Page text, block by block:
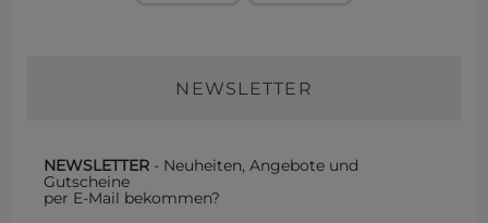
NEWSLETTER
NEWSLETTER - Neuheiten, Angebote und
Gutscheine
per E-Mail bekommen?